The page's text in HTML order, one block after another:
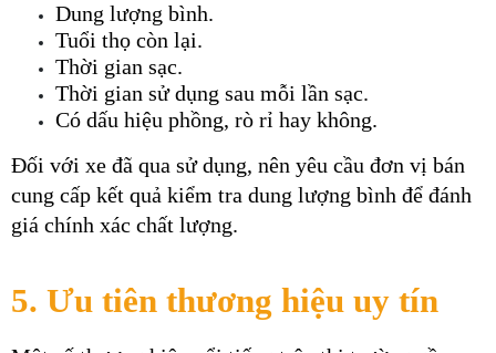
Dung lượng bình.
Tuổi thọ còn lại.
Thời gian sạc.
Thời gian sử dụng sau mỗi lần sạc.
Có dấu hiệu phồng, rò rỉ hay không.
Đối với xe đã qua sử dụng, nên yêu cầu đơn vị bán
cung cấp kết quả kiểm tra dung lượng bình để đánh
giá chính xác chất lượng.
5. Ưu tiên thương hiệu uy tín